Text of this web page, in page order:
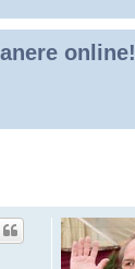
online!